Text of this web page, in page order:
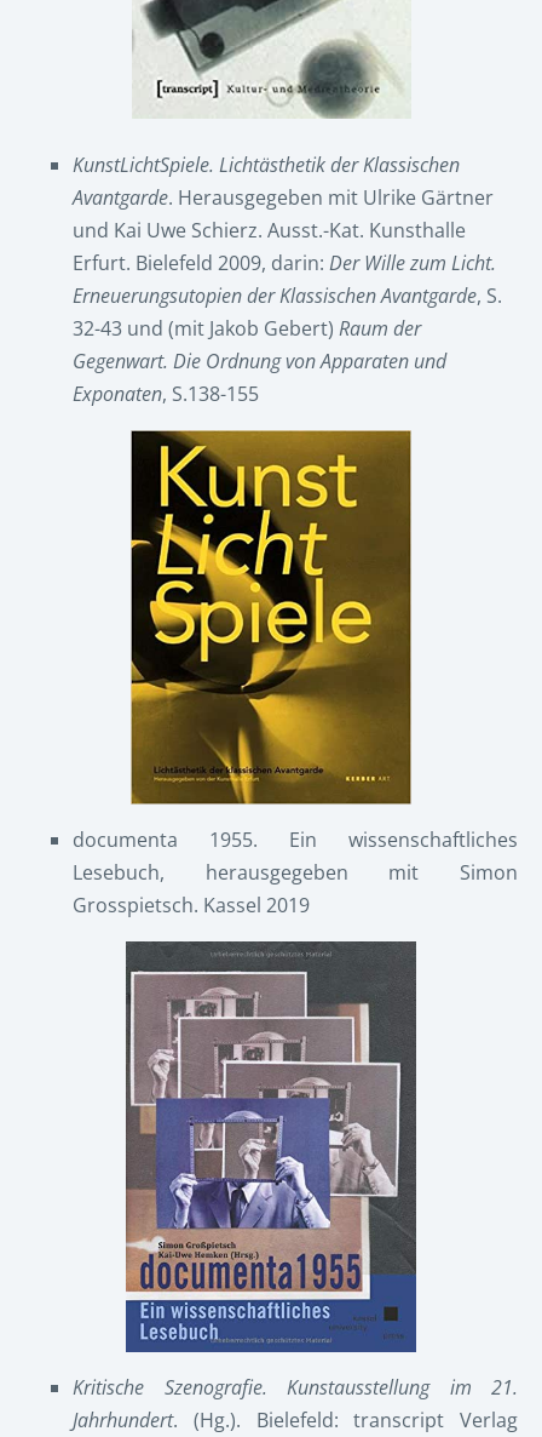
KunstLichtSpiele. Lichtästhetik der Klassischen
Avantgarde. Herausgegeben mit Ulrike Gärtner
und Kai Uwe Schierz. Ausst.-Kat. Kunsthalle
Erfurt. Bielefeld 2009, darin: Der Wille zum Licht.
Erneuerungsutopien der Klassischen Avantgarde, S.
32-43 und (mit Jakob Gebert) Raum der
Gegenwart. Die Ordnung von Apparaten und
Exponaten, S.138-155
documenta 1955. Ein wissenschaftliches
Lesebuch, herausgegeben mit Simon
Grosspietsch. Kassel 2019
Kritische Szenografie. Kunstausstellung im 21.
Jahrhundert. (Hg.). Bielefeld: transcript Verlag